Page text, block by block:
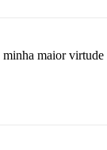
maior